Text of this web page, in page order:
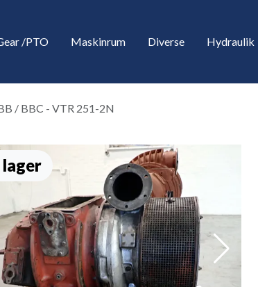
/PTO Maskinrum Diverse Hydraulik
/ BBC - VTR 251-2N
lager